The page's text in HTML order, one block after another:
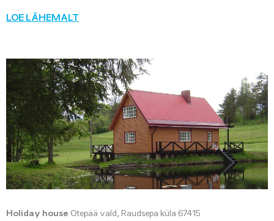
LOE LÄHEMALT
Holiday house Otepää vald, Raudsepa küla 67415